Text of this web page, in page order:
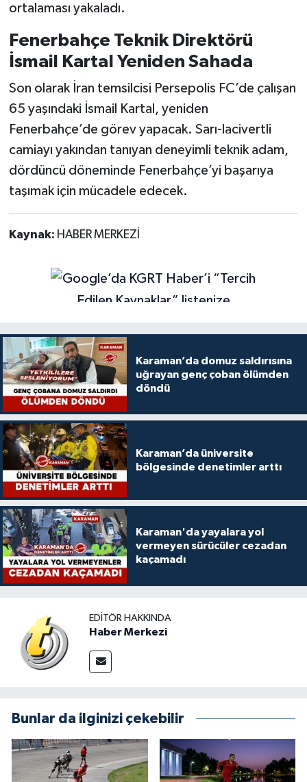
ortalaması yakaladı.
Fenerbahçe Teknik Direktörü
İsmail Kartal Yeniden Sahada
Son olarak İran temsilcisi Persepolis FC’de çalışan
65 yaşındaki İsmail Kartal, yeniden
Fenerbahçe’de görev yapacak. Sarı-lacivertli
camiayı yakından tanıyan deneyimli teknik adam,
dördüncü döneminde Fenerbahçe’yi başarıya
taşımak için mücadele edecek.
Kaynak: HABER MERKEZİ
Karaman’da domuz saldırısına
uğrayan genç çoban ölümden
döndü
Karaman’da üniversite
bölgesinde denetimler arttı
Karaman'da yayalara yol
vermeyen sürücüler cezadan
kaçamadı
EDITÖR HAKKINDA
Haber Merkezi
Bunlar da ilginizi çekebilir